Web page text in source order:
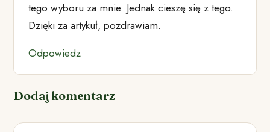
tego wyboru za mnie. Jednak cieszę się z tego.
Dzięki za artykuł, pozdrawiam.
Odpowiedz
Dodaj komentarz